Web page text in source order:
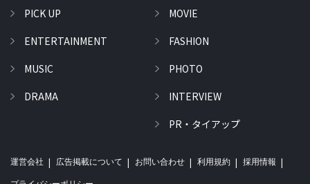
PICK UP
ENTERTAINMENT
MUSIC
DRAMA
MOVIE
FASHION
PHOTO
INTERVIEW
PR・タイアップ
運営会社 広告掲載について お問い合わせ 利用規約 採用情報